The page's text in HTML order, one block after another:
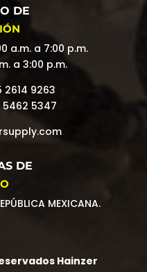
DE
a.m. a 7:00 p.m.
a 3:00 p.m.
2614 9263
5462 5347
DE
MEXICANA.
Hainzer